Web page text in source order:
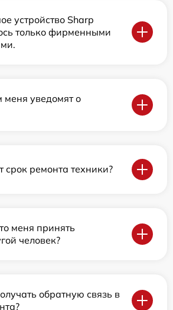
устройство Sharp
только фирменными
уведомят о
срок ремонта техники?
меня принять
человек?
обратную связь в